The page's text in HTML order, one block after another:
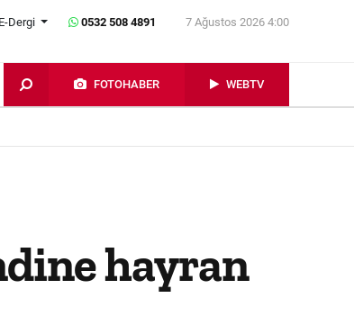
E-Dergi 0532 508 4891 7 Ağustos 2026 4:00
FOTOHABER WEBTV
hayran